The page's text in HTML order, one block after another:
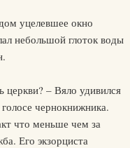
уцелевшее окно
небольшой глоток воды
церкви? – Вяло удивился
чернокнижника.
что меньше чем за
Его экзорциста